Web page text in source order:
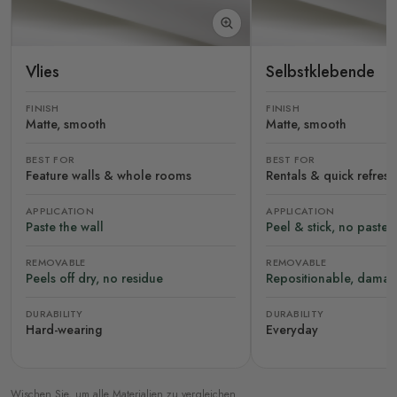
Vlies
FINISH
Matte, smooth
BEST FOR
Feature walls & whole rooms
APPLICATION
Paste the wall
REMOVABLE
Peels off dry, no residue
DURABILITY
Hard-wearing
Selbstklebende
FINISH
Matte, smooth
BEST FOR
Rentals & quick
APPLICATION
Peel & stick, no paste
REMOVABLE
Repositionable,
DURABILITY
Everyday